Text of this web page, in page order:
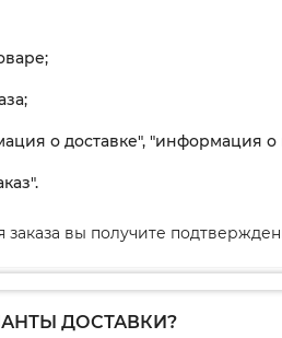
о доставке", "информация о
вы получите
ДОСТАВКИ?